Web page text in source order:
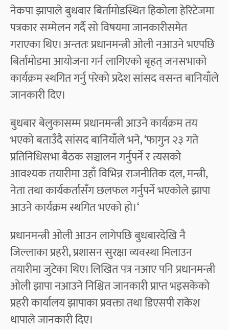
नेकपा झापाले बुधबार बिर्तामोडस्थित हिकोला हेरिटेजमा
पत्रकार सम्मेलन गर्दै सो विषयमा जानकारीसमेत
गराएका थिए। अन्ततः प्रधानमन्त्री ओली नआउने भएपछि
बिर्तामोडमा आयोजना गर्न लागिएको बृहत् जनसभाको
कार्यक्रम स्थगित गर्नु परेको प्रदेश सांसद वसन्त बानियाँले
जानकारी दिए।
बुधबार बेलुकासम्म प्रधानमन्त्री आउने कार्यक्रम तय
भएको बताउँदै सांसद बानियाँले भने, ‘फागुन २३ गते
प्रतिनिधिसभा बैठक सञ्चालन गर्नुपर्ने र त्यसको
आवश्यक तयारीमा उहाँ विभिन्न राजनीतिक दल, मन्त्री,
नेता तथा कार्यकर्तासँग छलफल गर्नुपर्ने भएकोले झापा
आउने कार्यक्रम स्थगित भएको हो।‘
प्रधानमन्त्री ओली आउन लागेपछि बुधबारदेखि नै
जिल्लाका प्रहरी, प्रशासन सुरक्षा व्यवस्था मिलाउन
तयारीमा जुटेका थिए। लिखित पत्र नआए पनि प्रधानमन्त्री
ओली झापा नआउने निश्चित जानकारी प्राप्त भइसकेको
प्रहरी कार्यालय झापाका प्रवक्ता तथा डिएसपी राकेश
थापाले जानकारी दिए।